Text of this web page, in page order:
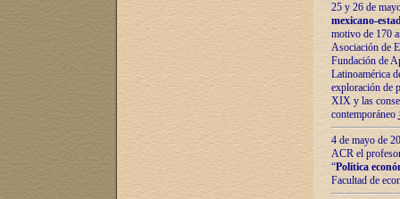
25 y 26 de
mexicano-
motivo de 170
Asociación de
Fundación de
Latinoamérica
exploración de
XIX y las
contemporáneo
4 de mayo de
ACR el
“Política
Facultad de